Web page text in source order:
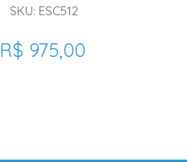
SKU: ESC512
R$ 975,00Preço